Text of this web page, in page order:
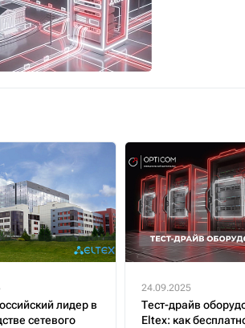
лидер в
сетевого
24.09.2025
Тест-драйв
Eltex: как